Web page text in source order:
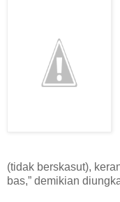
(tidak berskasut),
bas,” demikian